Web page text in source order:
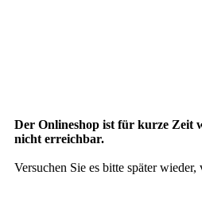
Der Onlineshop ist für kurze Zeit
nicht erreichbar.
Versuchen Sie es bitte später